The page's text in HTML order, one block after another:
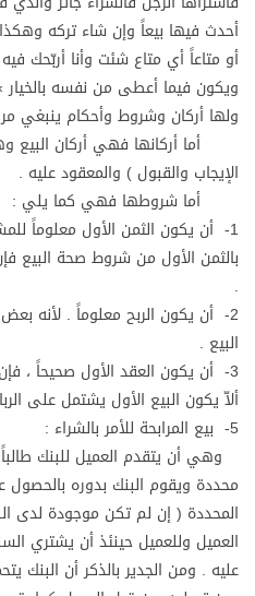
أحدث فيها بيعاً وإن شاء تركه
أو متاعاً أي متاع شئت وأنا أربّحك
ويكون فيما أعطى من نفسه بالخيار »
ولها أركان وشروط وأحكام ينبغي
أما أركانها فهي أركان البيع
الإيجاب والقبول ) والمعقود عليه .
أما شروطها فهي كما يلي :
1- أن يكون الثمن الأول معلوماً
بالثمن الأول من شروط صحة البيع
.
2- أن يكون الربح معلوماً . لأنه
البيع .
3- أن يكون العقد الأول صحيحاً ،
ألاّ يكون البيع الأول يشتمل على الربا
5- بيع المرابحة للأمر بالشراء :
وهي أن يتقدم العميل للبنك
محددة ويقوم البنك بدوره
المحددة ( إن لم تكن موجودة لدى
العميل وللعميل حينئذ أن يشتري
عليه . ومن الجدير بالذكر أن البنك